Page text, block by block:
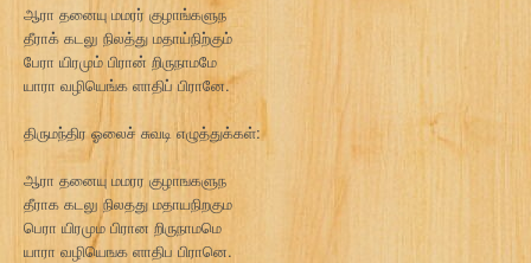
ஆரா தனையு மமரர் குழாங்களுந
தீராக் கடலு நிலத்து மதாய்நிற்கும்
பேரா யிரமும் பிரான் றிருநாமமே
யாரா வழியெங்க ளாதிப் பிரானே.
திருமந்திர ஓலைச் சுவடி எழுத்துக்கள்:
ஆரா தனையு மமரர குழாஙகளுந
தீராக கடலு நிலதது மதாயநிறகும
பெரா யிரமும பிரான றிருநாமமெ
யாரா வழியெஙக ளாதிப பிரானெ.